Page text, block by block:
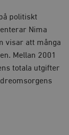
politiskt
Nima
visar att många
Mellan 2001
totala utgifter